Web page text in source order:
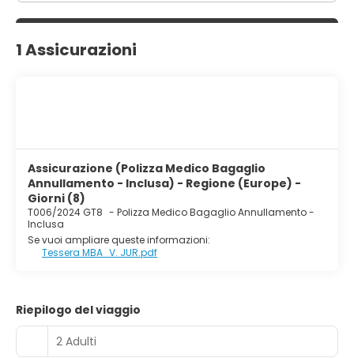
1 Assicurazioni
Assicurazione (Polizza Medico Bagaglio
Annullamento - Inclusa) - Regione (Europe) -
Giorni (8)
T006/2024 GT8 - Polizza Medico Bagaglio Annullamento -
Inclusa
Se vuoi ampliare queste informazioni:
Tessera MBA_V. JUR.pdf
Riepilogo del viaggio
2 Adulti